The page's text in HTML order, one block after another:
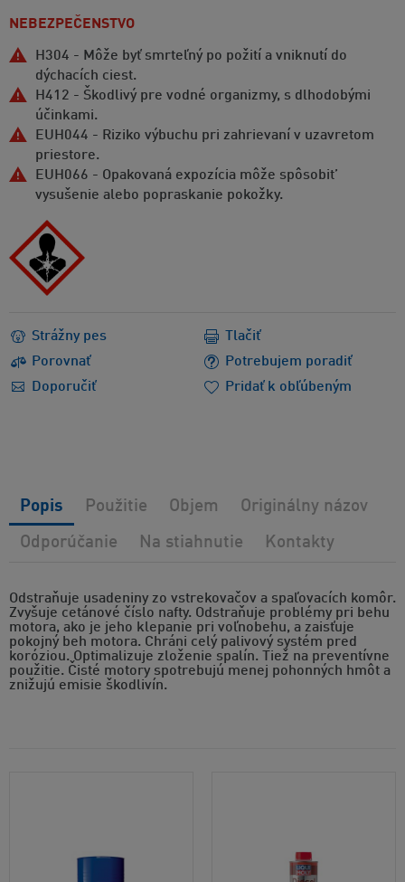
H304 - Môže byť smrteľný po požití a vniknutí do
dýchacích ciest.
H412 - Škodlivý pre vodné organizmy, s dlhodobými
účinkami.
EUH044 - Riziko výbuchu pri zahrievaní v uzavretom
priestore.
EUH066 - Opakovaná expozícia môže spôsobit’
vysušenie alebo popraskanie pokožky.
NEBEZPEČENSTVO
Strážny pes
Porovnať
Potrebujem poradiť
Doporučiť
Tlačiť
Pridať k obľúbeným
Odstraňuje usadeniny zo vstrekovačov a spaľovacích komôr.
Zvyšuje cetánové číslo nafty. Odstraňuje problémy pri behu
motora, ako je jeho klepanie pri voľnobehu, a zaisťuje
pokojný beh motora. Chráni celý palivový systém pred
koróziou. Optimalizuje zloženie spalín. Tiež na preventívne
použitie. Čisté motory spotrebujú menej pohonných hmôt a
znižujú emisie škodlivín.
Popis Použitie Objem Originálny názov
Odporúčanie Na stiahnutie Kontakty